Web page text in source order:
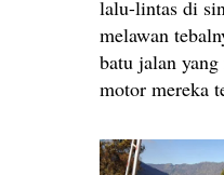
lalu-lintas di
melawan
batu jalan
motor mereka